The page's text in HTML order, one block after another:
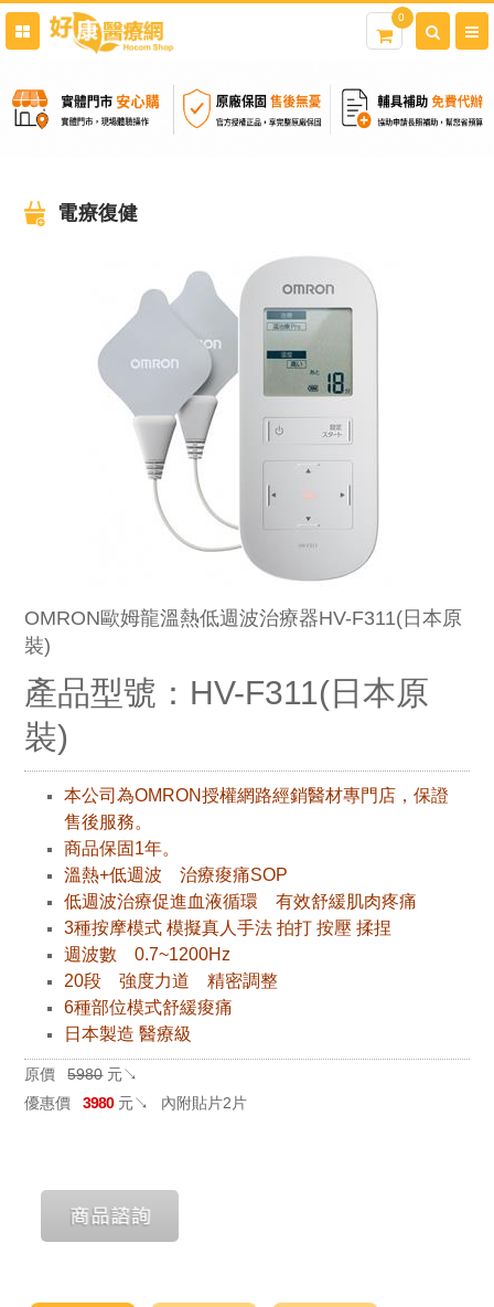
0
電療復健
OMRON歐姆龍溫熱低週波治療器HV-F311(日本原
裝)
產品型號：HV-F311(日本原
裝)
本公司為OMRON授權網路經銷醫材專門店，保證
售後服務。
商品保固1年。
溫熱+低週波 治療痠痛SOP
低週波治療促進血液循環 有效舒緩肌肉疼痛
3種按摩模式 模擬真人手法 拍打 按壓 揉捏
週波數 0.7~1200Hz
20段 強度力道 精密調整
6種部位模式舒緩痠痛
日本製造 醫療級
原價 5980元↘
優惠價
3980元↘ 內附貼片2片